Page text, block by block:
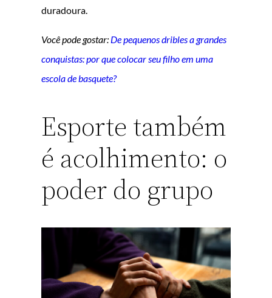
duradoura.
Você pode gostar: De pequenos dribles a grandes
conquistas: por que colocar seu filho em uma
escola de basquete?
Esporte também
é acolhimento: o
poder do grupo